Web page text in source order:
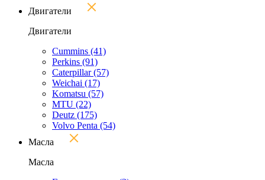
Двигатели
Двигатели
Cummins (41)
Perkins (91)
Caterpillar(57)
Weichai (17)
Komatsu (57)
MTU (22)
Deutz (175)
Volvo Penta (54)
Масла
Масла